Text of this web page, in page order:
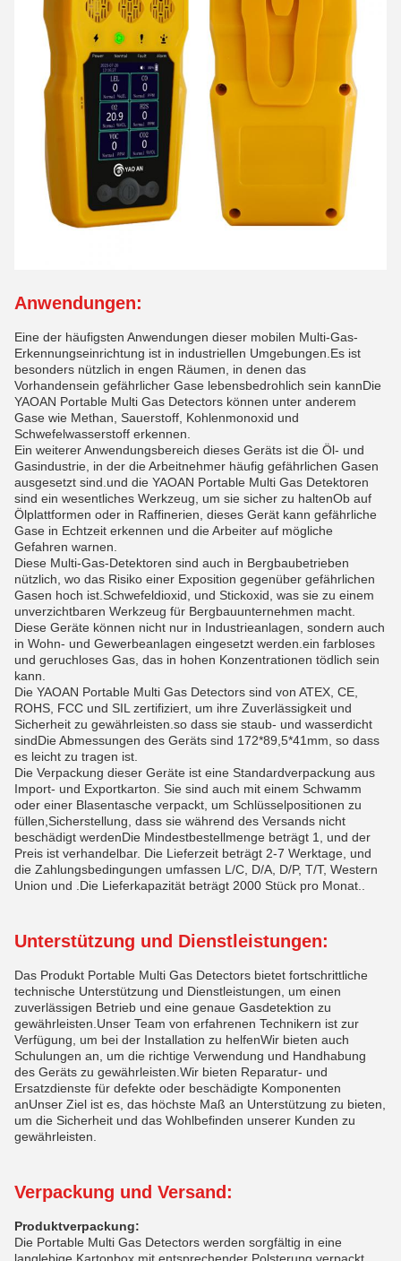
Anwendungen:
Eine der häufigsten Anwendungen dieser mobilen Multi-Gas-
Erkennungseinrichtung ist in industriellen Umgebungen.Es ist
besonders nützlich in engen Räumen, in denen das
Vorhandensein gefährlicher Gase lebensbedrohlich sein kannDie
YAOAN Portable Multi Gas Detectors können unter anderem
Gase wie Methan, Sauerstoff, Kohlenmonoxid und
Schwefelwasserstoff erkennen.
Ein weiterer Anwendungsbereich dieses Geräts ist die Öl- und
Gasindustrie, in der die Arbeitnehmer häufig gefährlichen Gasen
ausgesetzt sind.und die YAOAN Portable Multi Gas Detektoren
sind ein wesentliches Werkzeug, um sie sicher zu haltenOb auf
Ölplattformen oder in Raffinerien, dieses Gerät kann gefährliche
Gase in Echtzeit erkennen und die Arbeiter auf mögliche
Gefahren warnen.
Diese Multi-Gas-Detektoren sind auch in Bergbaubetrieben
nützlich, wo das Risiko einer Exposition gegenüber gefährlichen
Gasen hoch ist.Schwefeldioxid, und Stickoxid, was sie zu einem
unverzichtbaren Werkzeug für Bergbauunternehmen macht.
Diese Geräte können nicht nur in Industrieanlagen, sondern auch
in Wohn- und Gewerbeanlagen eingesetzt werden.ein farbloses
und geruchloses Gas, das in hohen Konzentrationen tödlich sein
kann.
Die YAOAN Portable Multi Gas Detectors sind von ATEX, CE,
ROHS, FCC und SIL zertifiziert, um ihre Zuverlässigkeit und
Sicherheit zu gewährleisten.so dass sie staub- und wasserdicht
sindDie Abmessungen des Geräts sind 172*89,5*41mm, so dass
es leicht zu tragen ist.
Die Verpackung dieser Geräte ist eine Standardverpackung aus
Import- und Exportkarton. Sie sind auch mit einem Schwamm
oder einer Blasentasche verpackt, um Schlüsselpositionen zu
füllen,Sicherstellung, dass sie während des Versands nicht
beschädigt werdenDie Mindestbestellmenge beträgt 1, und der
Preis ist verhandelbar. Die Lieferzeit beträgt 2-7 Werktage, und
die Zahlungsbedingungen umfassen L/C, D/A, D/P, T/T, Western
Union und .Die Lieferkapazität beträgt 2000 Stück pro Monat..
Unterstützung und Dienstleistungen:
Das Produkt Portable Multi Gas Detectors bietet fortschrittliche
technische Unterstützung und Dienstleistungen, um einen
zuverlässigen Betrieb und eine genaue Gasdetektion zu
gewährleisten.Unser Team von erfahrenen Technikern ist zur
Verfügung, um bei der Installation zu helfenWir bieten auch
Schulungen an, um die richtige Verwendung und Handhabung
des Geräts zu gewährleisten.Wir bieten Reparatur- und
Ersatzdienste für defekte oder beschädigte Komponenten
anUnser Ziel ist es, das höchste Maß an Unterstützung zu bieten,
um die Sicherheit und das Wohlbefinden unserer Kunden zu
gewährleisten.
Verpackung und Versand:
Produktverpackung:
Die Portable Multi Gas Detectors werden sorgfältig in eine